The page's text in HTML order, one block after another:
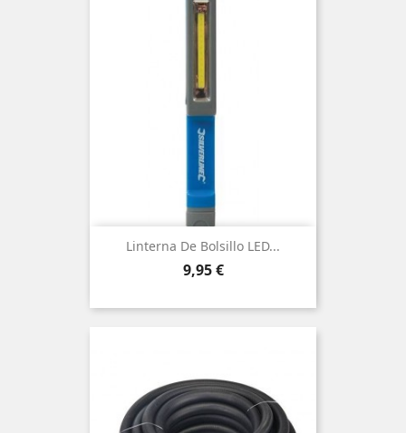
Linterna De Bolsillo LED...
Precio
9,95 €